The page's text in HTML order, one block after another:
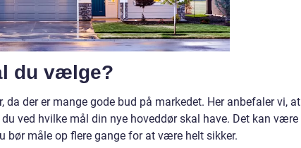
du vælge?
der er mange gode bud på markedet. Her anbefaler vi, at
ved hvilke mål din nye hoveddør skal have. Det kan være
bør måle op flere gange for at være helt sikker.